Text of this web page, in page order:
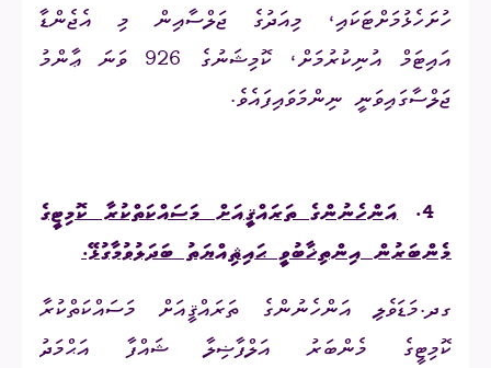
ހުށަހެޅުމަށްޓަކައި، މިއަދުގެ ޖަލްސާއިން މި އެޖެންޑާ
އައިޓަމް އުނިކުރުމަށް، ކޮމިޝަނުގެ 926 ވަނަ ޢާންމު
ޖަލްސާގައިވަނީ ނިންމަވައިފައެވެ.
4.
އަންހެނުންގެ ތަރައްޤީއަށް މަސައްކަތްކުރާ ކޮމިޓީގެ
މެންބަރުން އިންތިޚާބުވީ ޙައިޘިއްޔަތު ބަދަލުވުމާގުޅޭ.
ގދ.މަޑަވެލި އަންހެނުންގެ ތަރައްޤީއަށް މަސައްކަތްކުރާ
ކޮމިޓީގެ މެންބަރު އަލްފާޟިލާ ޝައްފާ އަޙްމަދު